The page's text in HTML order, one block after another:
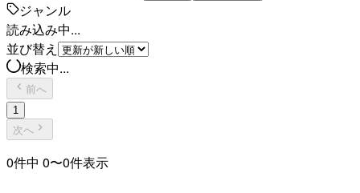
ジャンル
読み込み中...
並び替え
検索中...
前へ
1
次へ
0件中 0〜0件表示